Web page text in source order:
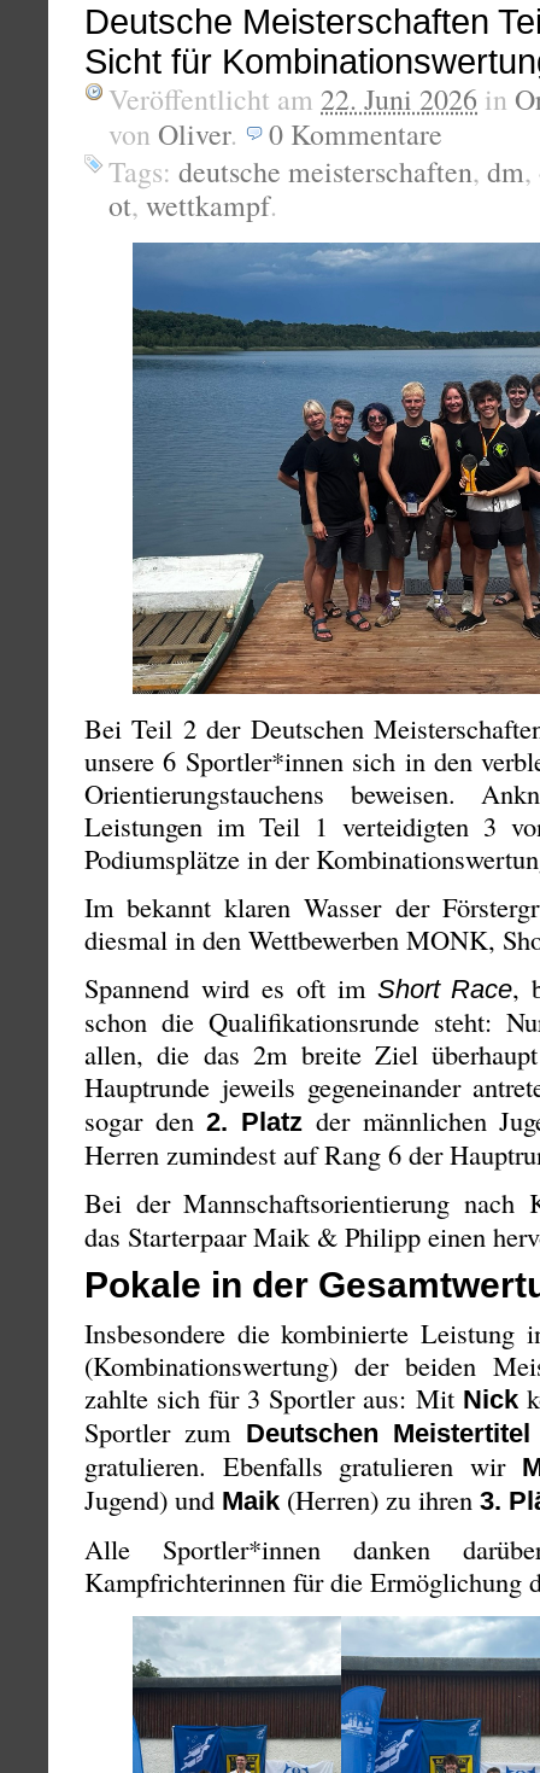
Deutsche Meisterschaften
Sicht für
Veröffentlicht am 22. Juni 2026 in
von Oliver. 0 Kommentare
Tags: deutsche meisterschaften, dm,
ot, wettkampf.
Bei Teil 2 der Deutschen
unsere 6 Sportler*innen sich in den
Orientierungstauchens beweisen.
Leistungen im Teil 1 verteidigten 3
Podiumsplätze in der
Im bekannt klaren Wasser der
diesmal in den Wettbewerben MONK,
Spannend wird es oft im Short Race,
schon die Qualifikationsrunde steht:
allen, die das 2m breite Ziel
Hauptrunde jeweils gegeneinander
sogar den2. Platz der männlichen
Herren zumindest auf Rang 6 der
Bei der Mannschaftsorientierung nach
das Starterpaar Maik & Philipp einen
Pokale in der
Insbesondere die kombinierte Leistung
(Kombinationswertung) der beiden
zahlte sich für 3 Sportler aus: Mit Nick
Sportler zum Deutschen Meistertitel
gratulieren. Ebenfalls gratulieren wir
Jugend) und Maik (Herren) zu ihren 3.
Alle Sportler*innen danken
Kampfrichterinnen für die Ermöglichung